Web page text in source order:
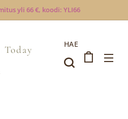
yli 66 €, koodi: YLI66
Today HAE